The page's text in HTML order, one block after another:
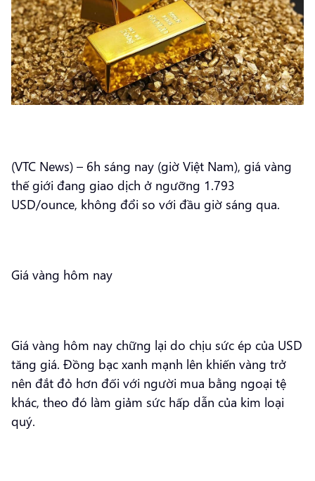
(VTC News) – 6h sáng nay (giờ Việt Nam), giá vàng
thế giới đang giao dịch ở ngưỡng 1.793
USD/ounce, không đổi so với đầu giờ sáng qua.
Giá vàng hôm nay
Giá vàng hôm nay chững lại do chịu sức ép của USD
tăng giá. Đồng bạc xanh mạnh lên khiến vàng trở
nên đắt đỏ hơn đối với người mua bằng ngoại tệ
khác, theo đó làm giảm sức hấp dẫn của kim loại
quý.